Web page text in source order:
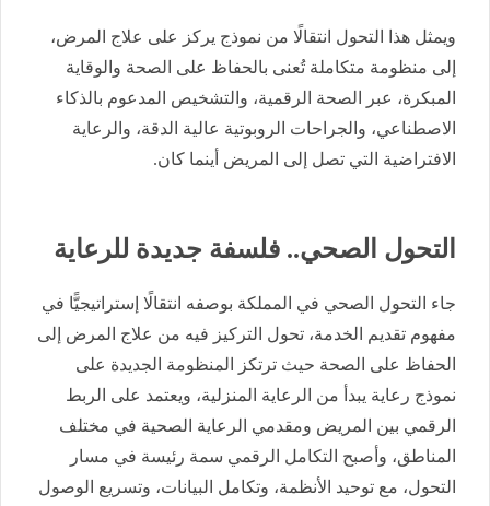
ويمثل هذا التحول انتقالًا من نموذج يركز على علاج المرض،
إلى منظومة متكاملة تُعنى بالحفاظ على الصحة والوقاية
المبكرة، عبر الصحة الرقمية، والتشخيص المدعوم بالذكاء
الاصطناعي، والجراحات الروبوتية عالية الدقة، والرعاية
الافتراضية التي تصل إلى المريض أينما كان.
التحول الصحي.. فلسفة جديدة للرعاية
جاء التحول الصحي في المملكة بوصفه انتقالًا إستراتيجيًّا في
مفهوم تقديم الخدمة، تحول التركيز فيه من علاج المرض إلى
الحفاظ على الصحة حيث ترتكز المنظومة الجديدة على
نموذج رعاية يبدأ من الرعاية المنزلية، ويعتمد على الربط
الرقمي بين المريض ومقدمي الرعاية الصحية في مختلف
المناطق، وأصبح التكامل الرقمي سمة رئيسة في مسار
التحول، مع توحيد الأنظمة، وتكامل البيانات، وتسريع الوصول